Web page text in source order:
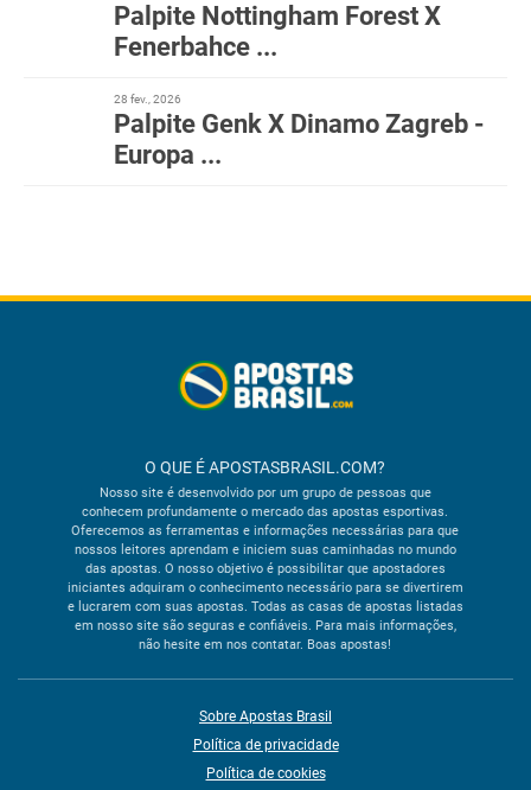
Palpite Nottingham Forest X
Fenerbahce ...
28 fev., 2026
Palpite Genk X Dinamo Zagreb -
Europa ...
O QUE É APOSTASBRASIL.COM?
Nosso site é desenvolvido por um grupo de pessoas que
conhecem profundamente o mercado das apostas esportivas.
Oferecemos as ferramentas e informações necessárias para que
nossos leitores aprendam e iniciem suas caminhadas no mundo
das apostas. O nosso objetivo é possibilitar que apostadores
iniciantes adquiram o conhecimento necessário para se divertirem
e lucrarem com suas apostas. Todas as casas de apostas listadas
em nosso site são seguras e confiáveis. Para mais informações,
não hesite em nos contatar. Boas apostas!
Sobre Apostas Brasil
Política de privacidade
Política de cookies